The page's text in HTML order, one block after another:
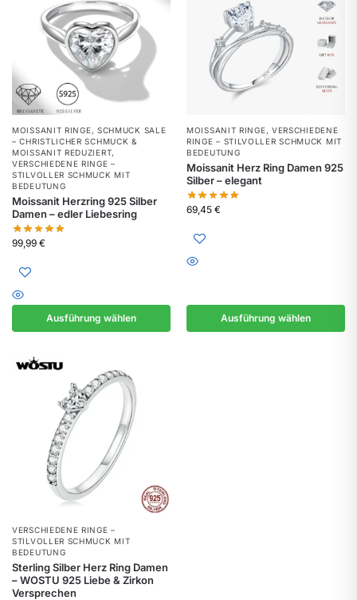
MOISSANIT RINGE, SCHMUCK SALE
– CHRISTLICHER SCHMUCK &
MOISSANIT REDUZIERT,
VERSCHIEDENE RINGE –
STILVOLLER SCHMUCK MIT
BEDEUTUNG
Moissanit Herzring 925 Silber
Damen – edler Liebesring
99,99 €
Ausführung wählen
MOISSANIT RINGE, VERSCHIEDENE
RINGE – STILVOLLER SCHMUCK MIT
BEDEUTUNG
Moissanit Herz Ring Damen 925
Silber – elegant
69,45 €
Ausführung wählen
VERSCHIEDENE RINGE –
STILVOLLER SCHMUCK MIT
BEDEUTUNG
Sterling Silber Herz Ring Damen
– WOSTU 925 Liebe & Zirkon
Versprechen